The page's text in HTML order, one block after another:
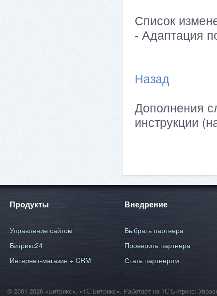
Список
- Адаптация
Назад
Дополнения
инструкции
Продукты
Управление сайтом
Битрикс24
Интернет-магазин + CRM
Внедрение
Выбрать партнера
Проверить партнера
Стать партнером
© 2001-2026 «Битрикс», «1С-Битрикс». Работает на 1С-Битрикс: